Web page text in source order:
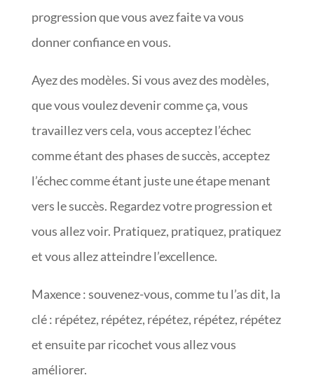
progression que vous avez faite va vous
donner confiance en vous.
Ayez des modèles. Si vous avez des modèles,
que vous voulez devenir comme ça, vous
travaillez vers cela, vous acceptez l’échec
comme étant des phases de succès, acceptez
l’échec comme étant juste une étape menant
vers le succès. Regardez votre progression et
vous allez voir. Pratiquez, pratiquez, pratiquez
et vous allez atteindre l’excellence.
Maxence : souvenez-vous, comme tu l’as dit, la
clé : répétez, répétez, répétez, répétez, répétez
et ensuite par ricochet vous allez vous
améliorer.